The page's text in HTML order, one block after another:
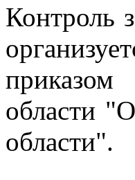
Контроль
приказом
области
области".